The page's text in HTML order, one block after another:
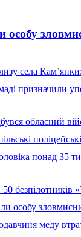
особу
села
призначили
обласний
понад 35
безпілотників
особу
меду